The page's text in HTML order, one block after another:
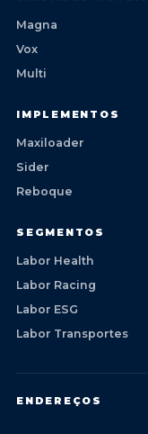
Magna
Vox
Multi
IMPLEMENTOS
Maxiloader
Sider
Reboque
SEGMENTOS
Labor Health
Labor Racing
Labor ESG
Labor Transportes
ENDEREÇOS